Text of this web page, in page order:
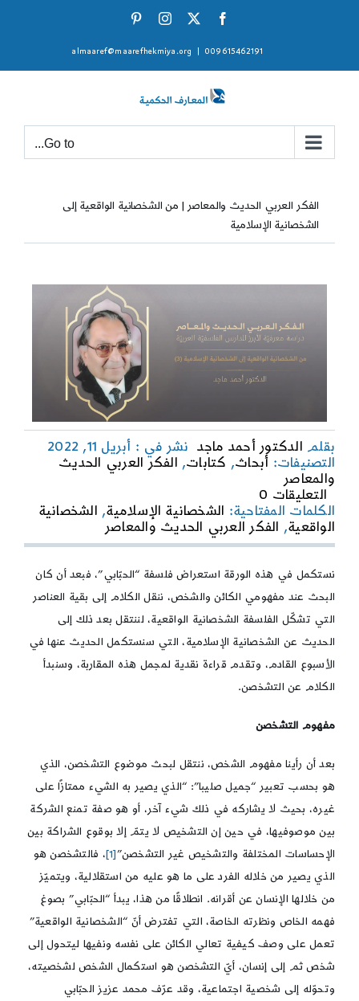
Facebook
X
Instagram
009615462191
almaaref@maarefhekmiya.org
Go to...
الفكر العربي الحديث والمعاصر | من الشخصانية الواقعية إلى
الشخصانية الإسلامية
بقلم الدكتور أحمد ماجد نشر في : أبريل 11, 2022
التصنيفات: أبحاث, كتابات, الفكر العربي الحديث
والمعاصر
التعليقات 0
on
الفكر
العربي
الحديث
|
الشخصانية
الواقعية
إلى
الإسلامية
الكلمات المفتاحية: الشخصانية الإسلامية, الشخصانية
الواقعية, الفكر العربي الحديث والمعاصر
نستكمل في هذه الورقة استعراض فلسفة “الحبّابي”، فبعد أن كان
البحث عند مفهومي الكائن والشخص، ننقل الكلام إلى بقية العناصر
التي تشكّل الفلسفة الشخصانية الواقعية، لننتقل بعد ذلك إلى
الحديث عن الشخصانية الإسلامية، التي سنستكمل الحديث عنها في
الأسبوع القادم، وتقدم قراءة نقدية لمجمل هذه المقاربة، وسنبدأ
الكلام عن التشخصن.
مفهوم التشخصن
بعد أن رأينا مفهوم الشخص، ننتقل لبحث موضوع التشخصن، الذي
هو بحسب تعبير “جميل صليبا”: “الذي يصير به الشيء ممتازًا على
غيره، بحيث لا يشاركه في ذلك شيء آخر، أو هو صفة تمنع الشركة
بين موصوفيها، في حين إن التشخيص لا يتمّ إلا بوقوع الشراكة بين
الإحساسات المختلفة والتشخيص غير التشخصن”[1]
، فالتشخصن هو
الذي يصير من خلاله الفرد على ما هو عليه من استقلالية، ويتميّز
من خلالها الإنسان عن أقرانه. انطلاقًا من هذا، يبدأ “الحبّابي” بصوغ
فهمه الخاص ونظرته الخاصة، التي تفترض أنّ “الشخصانية الواقعية”
تعمل على وصف كيفية تعالي الكائن على نفسه ونفيها ليتحول إلى
شخص ثم إلى إنسان، أيّ التشخصن هو استكمال الشخص لشخصيته،
وتحوّله إلى شخصية اجتماعية، وقد عرّف محمد عزيز الحبّابي